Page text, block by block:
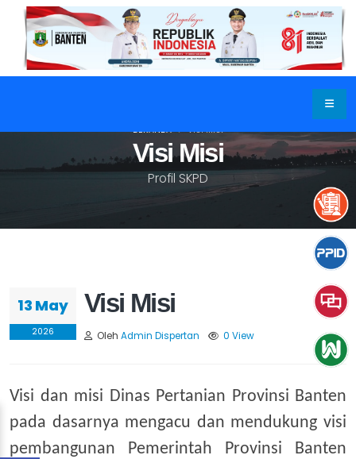
Visi Misi
Profil SKPD
BERANDA VISI MISI
13 May
2026
Visi Misi
Oleh Admin Dispertan 0 View
Visi dan misi Dinas Pertanian Provinsi Banten
pada dasarnya mengacu dan mendukung visi
pembangunan Pemerintah Provinsi Banten